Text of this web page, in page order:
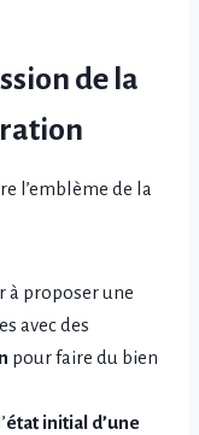
de la
l’emblème de la
à proposer une
avec des
pour faire du bien
état initial d’une